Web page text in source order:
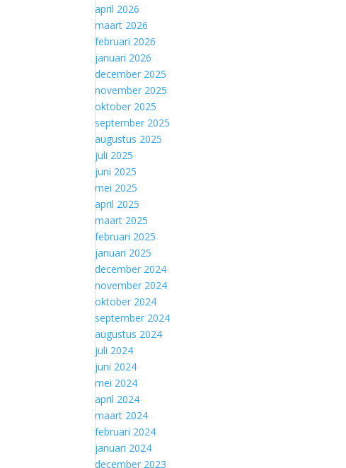
april 2026
maart 2026
februari 2026
januari 2026
december 2025
november 2025
oktober 2025
september 2025
augustus 2025
juli 2025
juni 2025
mei 2025
april 2025
maart 2025
februari 2025
januari 2025
december 2024
november 2024
oktober 2024
september 2024
augustus 2024
juli 2024
juni 2024
mei 2024
april 2024
maart 2024
februari 2024
januari 2024
december 2023